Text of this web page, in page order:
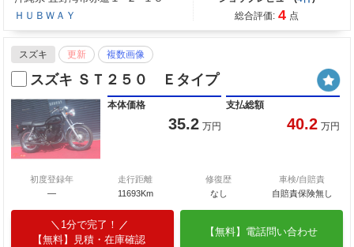
ＨＵＢＷＡＹ
総合評価: 4 点
スズキ 更新 複数画像
スズキ ＳＴ２５０ Ｅタイプ
本体価格
35.2 万円
支払総額
40.2 万円
初度登録年
―
走行距離
11693Km
修復歴
なし
車検/自賠責
自賠責保険無し
1分で完了！
【無料】見積・在庫確認
【無料】電話問い合わせ